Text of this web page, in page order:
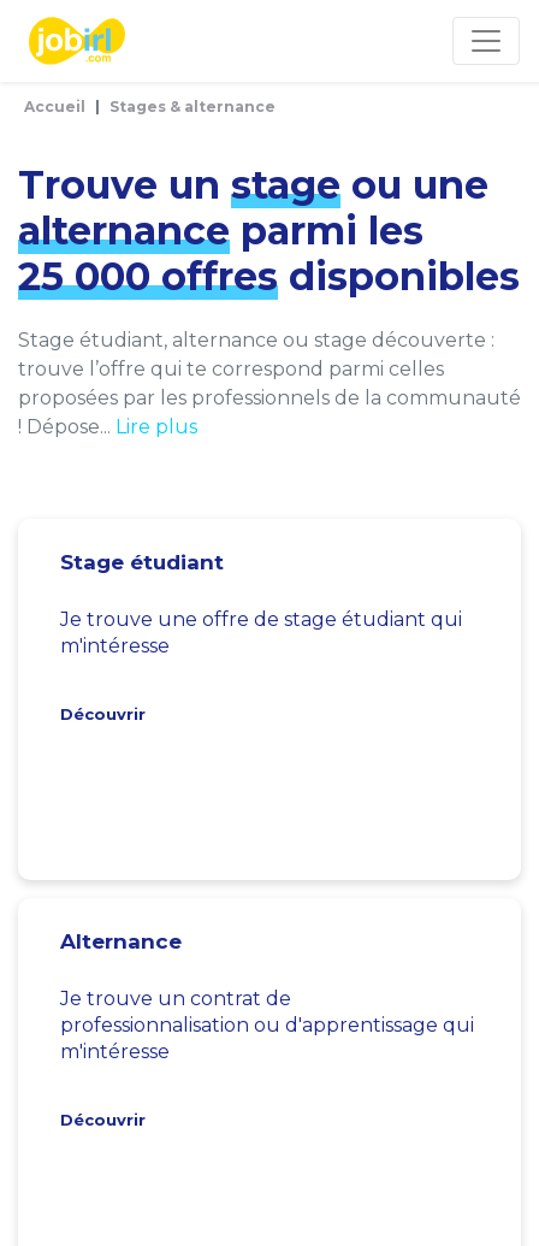
Accueil Stages & alternance
Trouve un stage ou une
alternance parmi les
25 000 offres disponibles
Stage étudiant, alternance ou stage découverte :
trouve l’offre qui te correspond parmi celles
proposées par les professionnels de la communauté
! Dépose... Lire plus
Stage étudiant
Je trouve une offre de stage étudiant qui
m'intéresse
Découvrir
Alternance
Je trouve un contrat de
professionnalisation ou d'apprentissage qui
m'intéresse
Découvrir
Panneau de gestion des cookies